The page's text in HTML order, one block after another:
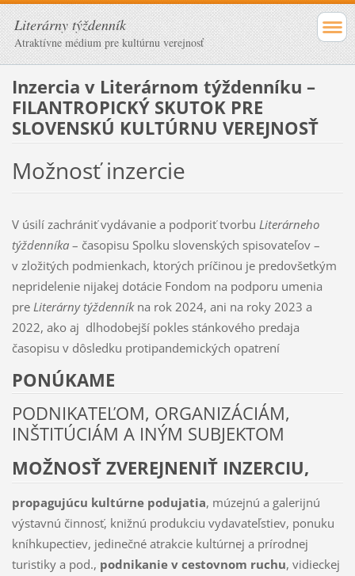
Literárny týždenník
Atraktívne médium pre kultúrnu verejnosť
Inzercia v Literárnom týždenníku –
FILANTROPICKÝ SKUTOK PRE
SLOVENSKÚ KULTÚRNU VEREJNOSŤ
Možnosť inzercie
V úsilí zachrániť vydávanie a podporiť tvorbu Literárneho
týždenníka– časopisu Spolku sloven­ských spisovateľov –
v zložitých podmienkach, ktorých príčinou je predovšetkým
nepridelenie nijakej dotácie Fondom na podporu umenia
pre Literárny týždenníkna rok 2024, ani na roky 2023 a
2022, ako aj dlhodobejší pokles stánkového predaja
časopisu v dôsledku protipandemických opatrení
PONÚKAME
PODNIKATEĽOM, ORGANIZÁCIÁM,
INŠTITÚCIÁM A INÝM SUBJEKTOM
MOŽNOSŤ ZVEREJNENIŤ INZERCIU,
propagujúcu kultúrne podujatia, múzejnú a galerijnú
výstavnú činnosť, kniž­nú produkciu vydavateľstiev, ponuku
kníhkupectiev, jedinečné atrakcie kultúrnej a prírodnej
turistiky a pod., podnikanie v cestovnom ruchu, vidieckej